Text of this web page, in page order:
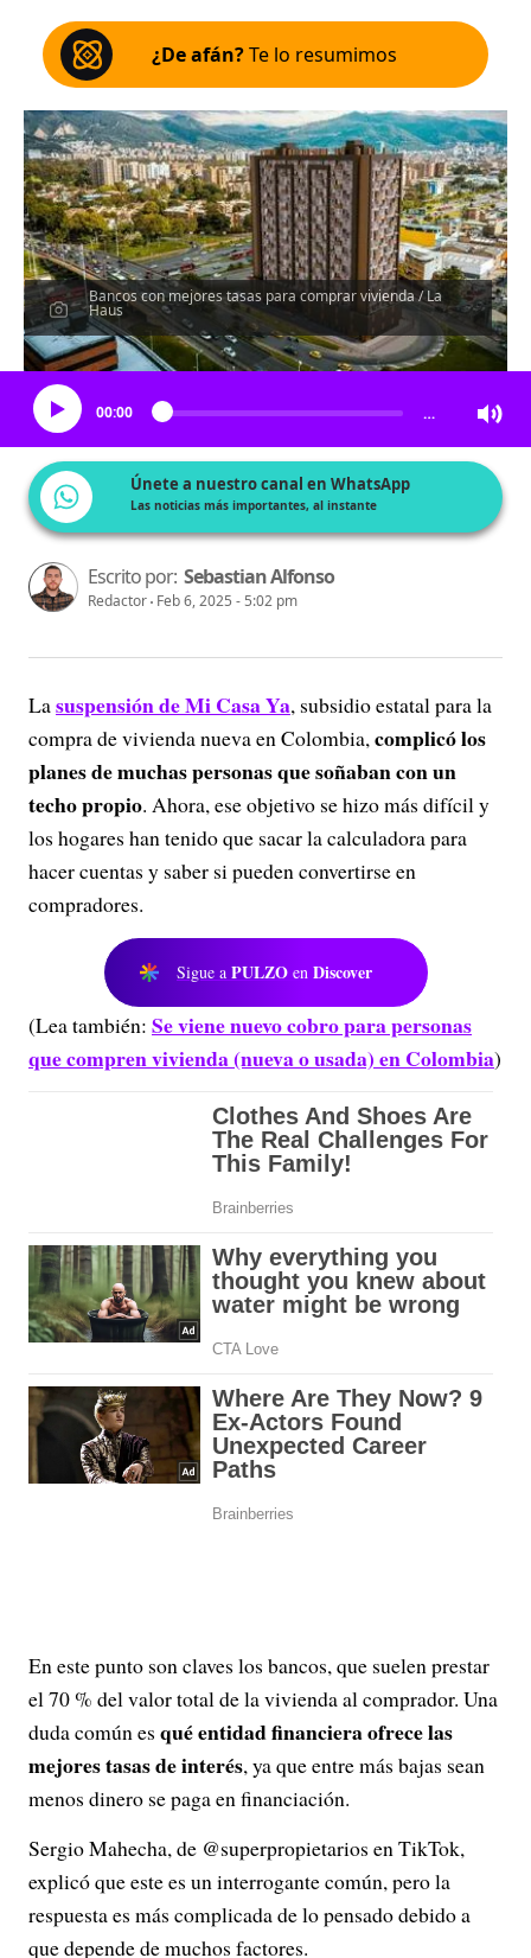
¿De afán?Te lo resumimos
Bancos con mejores tasas para comprar vivienda / La
Haus
Escucha el artículo
00:00 …
Únete a nuestro canal en WhatsApp
Las noticias más importantes, al instante
Escrito por: Sebastian Alfonso
Redactor Feb 6, 2025 - 5:02 pm
Lasuspensión de Mi Casa Ya, subsidio estatal para la
compra de vivienda nueva en Colombia,complicó los
planes de muchas personas que soñaban con un
techo propio. Ahora, ese objetivo se hizo más difícil y
los hogares han tenido que sacar la calculadora para
hacer cuentas y saber si pueden convertirse en
compradores.
Sigue a PULZO en Discover
(Lea también: Se viene nuevo cobro para personas
que compren vivienda (nueva o usada) en Colombia)
En este punto son claves los bancos, que suelen prestar
el 70 % del valor total de la vivienda al comprador. Una
duda común es qué entidad financiera ofrece las
mejores tasas de interés, ya que entre más bajas sean
menos dinero se paga en financiación.
Sergio Mahecha, de @superpropietarios en TikTok,
explicó que este es un interrogante común, pero la
respuesta es más complicada de lo pensado debido a
que depende de muchos factores.